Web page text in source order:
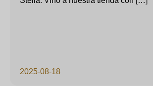
2025-08-18